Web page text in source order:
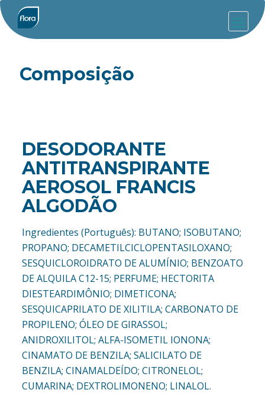
Composição
DESODORANTE
ANTITRANSPIRANTE
AEROSOL FRANCIS
ALGODÃO
Ingredientes (Português): BUTANO; ISOBUTANO;
PROPANO; DECAMETILCICLOPENTASILOXANO;
SESQUICLOROIDRATO DE ALUMÍNIO; BENZOATO
DE ALQUILA C12-15; PERFUME; HECTORITA
DIESTEARDIMÔNIO; DIMETICONA;
SESQUICAPRILATO DE XILITILA; CARBONATO DE
PROPILENO; ÓLEO DE GIRASSOL;
ANIDROXILITOL; ALFA-ISOMETIL IONONA;
CINAMATO DE BENZILA; SALICILATO DE
BENZILA; CINAMALDEÍDO; CITRONELOL;
CUMARINA; DEXTROLIMONENO; LINALOL.